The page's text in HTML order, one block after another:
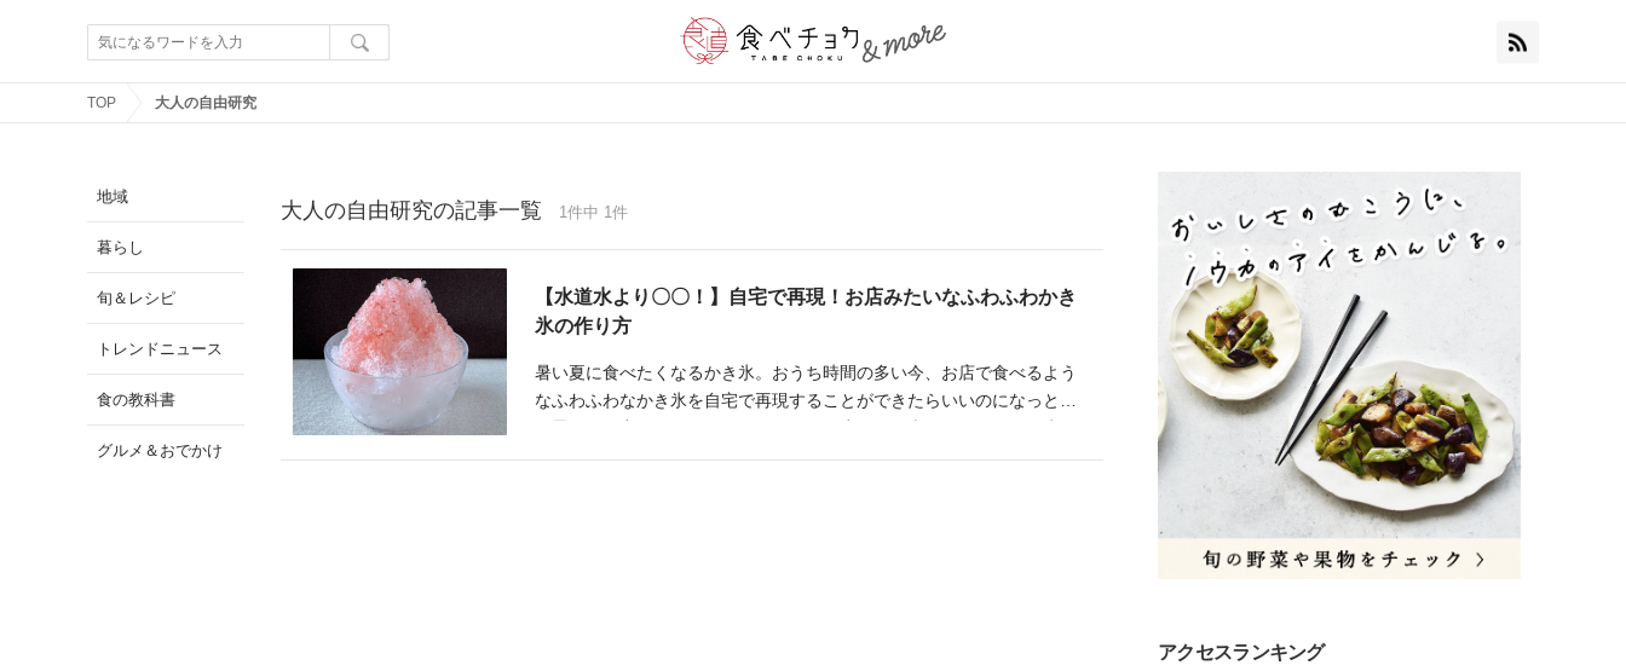
TOP 大人の自由研究
地域
暮らし
旬＆レシピ
トレンドニュース
食の教科書
グルメ＆おでかけ
大人の自由研究の記事一覧 1件中 1件
【水道水より〇〇！】自宅で再現！お店みたいなふわふわかき
氷の作り方
暑い夏に食べたくなるかき氷。おうち時間の多い今、お店で食べるよう
なふわふわなかき氷を自宅で再現することができたらいいのになっとふ
ふわふわなかき氷に近づいたので、今回はふわふわなかき氷の作り方を
アクセスランキング